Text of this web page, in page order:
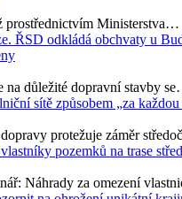
prostřednictvím Ministerstva…
ŘSD odkládá obchvaty u
na důležité dopravní stavby
sítě způsobem „za
protežuje záměr
pozemků na trase
Náhrady za omezení